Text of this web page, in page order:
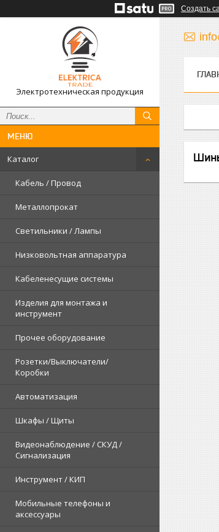
Создать
Электротехническая продукция
Каталог
Кабель / Провод
Металлопрокат
Светильники / Лампы
Низковольтная аппаратура
Кабеленесущие системы
Изделия для монтажа и
инструмент
Прочее оборудование
Розетки/Выключатели/
Коробки
Автоматизация
Шкафы / Щиты
Видеонаблюдение / СКУД /
Сигнализация
Инструмент / КИП
Мобильные телефоны и
аксессуары